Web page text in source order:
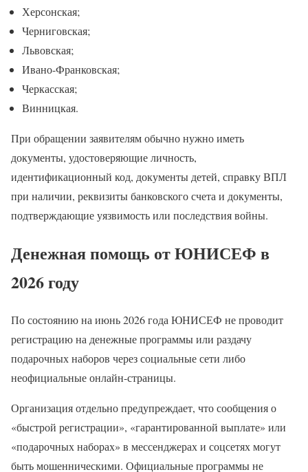
Херсонская;
Черниговская;
Львовская;
Ивано-Франковская;
Черкасская;
Винницкая.
При обращении заявителям обычно нужно иметь
документы, удостоверяющие личность,
идентификационный код, документы детей, справку ВПЛ
при наличии, реквизиты банковского счета и документы,
подтверждающие уязвимость или последствия войны.
Денежная помощь от ЮНИСЕФ в
2026 году
По состоянию на июнь 2026 года ЮНИСЕФ не проводит
регистрацию на денежные программы или раздачу
подарочных наборов через социальные сети либо
неофициальные онлайн-страницы.
Организация отдельно предупреждает, что сообщения о
«быстрой регистрации», «гарантированной выплате» или
«подарочных наборах» в мессенджерах и соцсетях могут
быть мошенническими. Официальные программы не